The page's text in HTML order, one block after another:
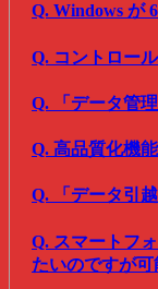
Q. Windows が
Q. コントロー
Q. 「データ管
Q. 高品質化機
Q. 「データ引
Q. スマートフ
たいのですが可